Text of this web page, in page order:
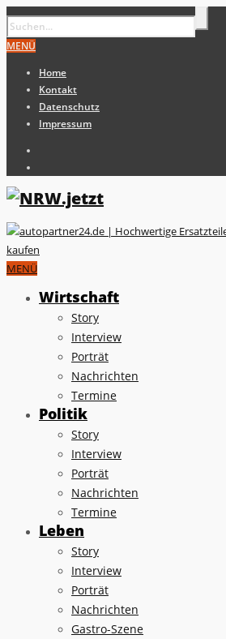
MENÜ
Home
Kontakt
Datenschutz
Impressum
MENÜ
Wirtschaft
Story
Interview
Porträt
Nachrichten
Termine
Politik
Story
Interview
Porträt
Nachrichten
Termine
Leben
Story
Interview
Porträt
Nachrichten
Gastro-Szene